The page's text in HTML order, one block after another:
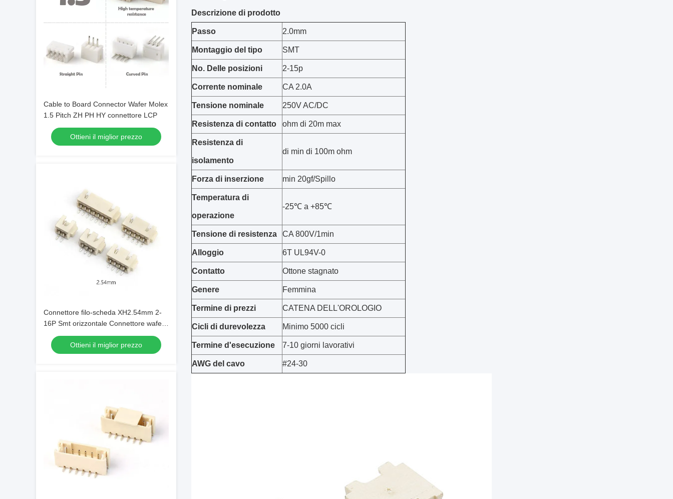
Cable to Board Connector Wafer Molex
1.5 Pitch ZH PH HY connettore LCP
Ottieni il miglior prezzo
Connettore filo-scheda XH2.54mm 2-
16P Smt orizzontale Connettore wafer
2.54
Ottieni il miglior prezzo
Descrizione di prodotto
Passo 2.0mm
Montaggio del tipo SMT
No. Delle posizioni 2-15p
Corrente nominale CA 2.0A
Tensione nominale 250V AC/DC
Resistenza di contatto ohm di 20m max
Resistenza di
isolamento
di min di 100m ohm
Forza di inserzione min 20gf/Spillo
Temperatura di
operazione
-25℃ a +85℃
Tensione di resistenza CA 800V/1min
Alloggio 6T UL94V-0
Contatto Ottone stagnato
Genere Femmina
Termine di prezzi CATENA DELL'OROLOGIO
Cicli di durevolezza Minimo 5000 cicli
Termine d'esecuzione 7-10 giorni lavorativi
AWG del cavo #24-30